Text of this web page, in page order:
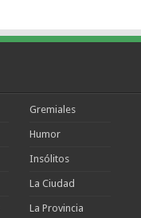
Gremiales
Humor
Insólitos
La Ciudad
La Provincia